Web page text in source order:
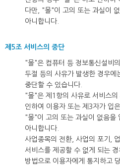
다만, "몰"이 고의 또는 과실이
아니합니다.
제5조 서비스의 중단
"몰"은 컴퓨터 등 정보통신설비
두절 등의 사유가 발생한 경우에
중단할 수 있습니다.
"몰"은 제1항의 사유로 서비스
인하여 이용자 또는 제3자가 입
"몰"이 고의 또는 과실이 없음을
아니합니다.
사업종목의 전환, 사업의 포기,
서비스를 제공할 수 없게 되는
방법으로 이용자에게 통지하고